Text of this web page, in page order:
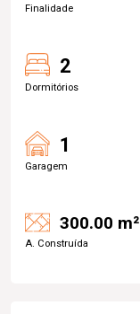
Finalidade
2
Dormitórios
1
Garagem
300.00 m²
A. Construída